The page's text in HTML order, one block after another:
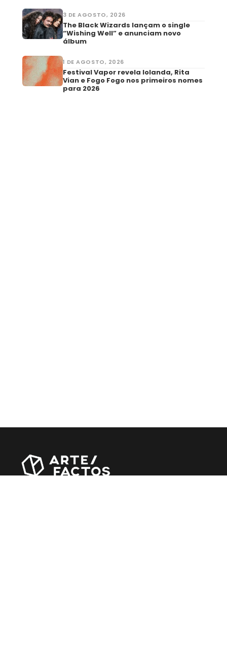
3 DE AGOSTO, 2026
The Black Wizards lançam o single
“Wishing Well” e anunciam novo
álbum
1 DE AGOSTO, 2026
Festival Vapor revela Iolanda, Rita
Vian e Fogo Fogo nos primeiros nomes
para 2026